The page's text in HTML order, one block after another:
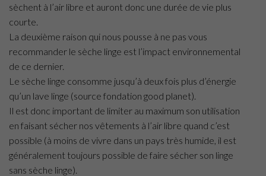
sèchent à l’air libre et auront donc une durée de vie plus
courte.
La deuxième raison qui nous pousse à ne pas vous
recommander le sèche linge est l’impact environnemental
de ce dernier.
Le sèche linge consomme jusqu’à deux fois plus d’énergie
qu’un lave linge (source fondation good planet).
Il est donc important de limiter au maximum son utilisation
en faisant sécher nos vêtements à l’air libre quand c’est
possible (à moins de vivre dans un pays très humide, il est
généralement toujours possible de faire sécher son linge
sans sèche linge).